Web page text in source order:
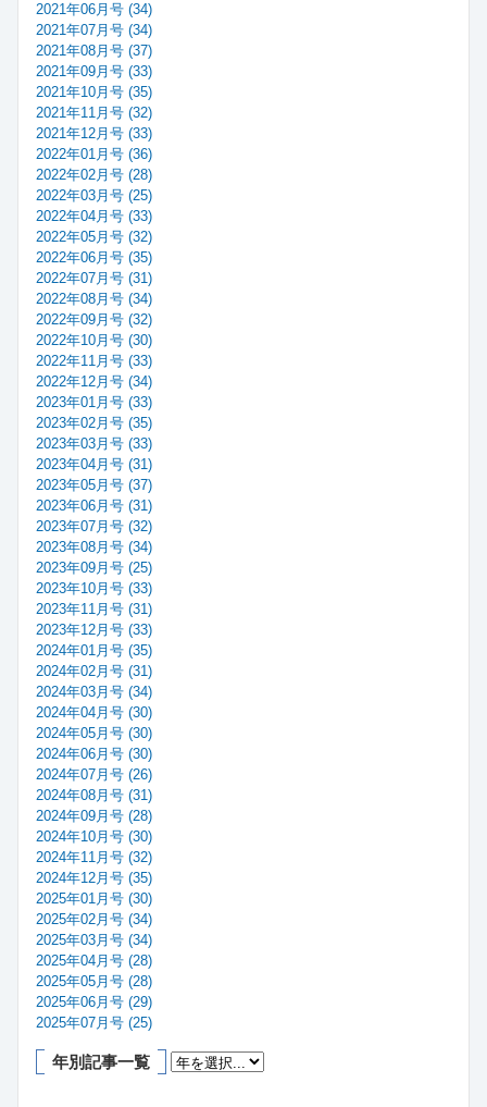
2021年06月号 (34)
2021年07月号 (34)
2021年08月号 (37)
2021年09月号 (33)
2021年10月号 (35)
2021年11月号 (32)
2021年12月号 (33)
2022年01月号 (36)
2022年02月号 (28)
2022年03月号 (25)
2022年04月号 (33)
2022年05月号 (32)
2022年06月号 (35)
2022年07月号 (31)
2022年08月号 (34)
2022年09月号 (32)
2022年10月号 (30)
2022年11月号 (33)
2022年12月号 (34)
2023年01月号 (33)
2023年02月号 (35)
2023年03月号 (33)
2023年04月号 (31)
2023年05月号 (37)
2023年06月号 (31)
2023年07月号 (32)
2023年08月号 (34)
2023年09月号 (25)
2023年10月号 (33)
2023年11月号 (31)
2023年12月号 (33)
2024年01月号 (35)
2024年02月号 (31)
2024年03月号 (34)
2024年04月号 (30)
2024年05月号 (30)
2024年06月号 (30)
2024年07月号 (26)
2024年08月号 (31)
2024年09月号 (28)
2024年10月号 (30)
2024年11月号 (32)
2024年12月号 (35)
2025年01月号 (30)
2025年02月号 (34)
2025年03月号 (34)
2025年04月号 (28)
2025年05月号 (28)
2025年06月号 (29)
2025年07月号 (25)
年別記事一覧